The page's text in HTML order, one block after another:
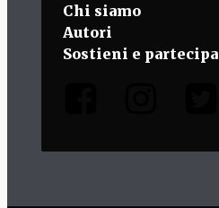
Chi siamo
Autori
Sostieni e partecipa